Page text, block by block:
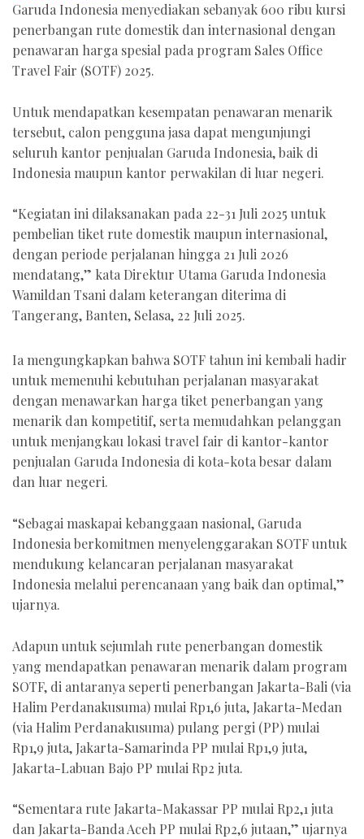
Garuda Indonesia menyediakan sebanyak 600 ribu kursi
penerbangan rute domestik dan internasional dengan
penawaran harga spesial pada program Sales Office
Travel Fair (SOTF) 2025.
Untuk mendapatkan kesempatan penawaran menarik
tersebut, calon pengguna jasa dapat mengunjungi
seluruh kantor penjualan Garuda Indonesia, baik di
Indonesia maupun kantor perwakilan di luar negeri.
“Kegiatan ini dilaksanakan pada 22-31 Juli 2025 untuk
pembelian tiket rute domestik maupun internasional,
dengan periode perjalanan hingga 21 Juli 2026
mendatang,” kata Direktur Utama Garuda Indonesia
Wamildan Tsani dalam keterangan diterima di
Tangerang, Banten, Selasa, 22 Juli 2025.
Ia mengungkapkan bahwa SOTF tahun ini kembali hadir
untuk memenuhi kebutuhan perjalanan masyarakat
dengan menawarkan harga tiket penerbangan yang
menarik dan kompetitif, serta memudahkan pelanggan
untuk menjangkau lokasi travel fair di kantor-kantor
penjualan Garuda Indonesia di kota-kota besar dalam
dan luar negeri.
“Sebagai maskapai kebanggaan nasional, Garuda
Indonesia berkomitmen menyelenggarakan SOTF untuk
mendukung kelancaran perjalanan masyarakat
Indonesia melalui perencanaan yang baik dan optimal,”
ujarnya.
Adapun untuk sejumlah rute penerbangan domestik
yang mendapatkan penawaran menarik dalam program
SOTF, di antaranya seperti penerbangan Jakarta-Bali (via
Halim Perdanakusuma) mulai Rp1,6 juta, Jakarta-Medan
(via Halim Perdanakusuma) pulang pergi (PP) mulai
Rp1,9 juta, Jakarta-Samarinda PP mulai Rp1,9 juta,
Jakarta-Labuan Bajo PP mulai Rp2 juta.
“Sementara rute Jakarta-Makassar PP mulai Rp2,1 juta
dan Jakarta-Banda Aceh PP mulai Rp2,6 jutaan,” ujarnya